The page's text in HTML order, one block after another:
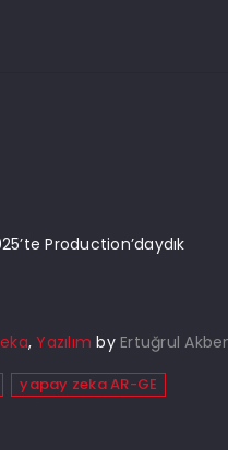
Production’daydık
,Yazılım by Ertuğrul
yapay zeka AR-GE